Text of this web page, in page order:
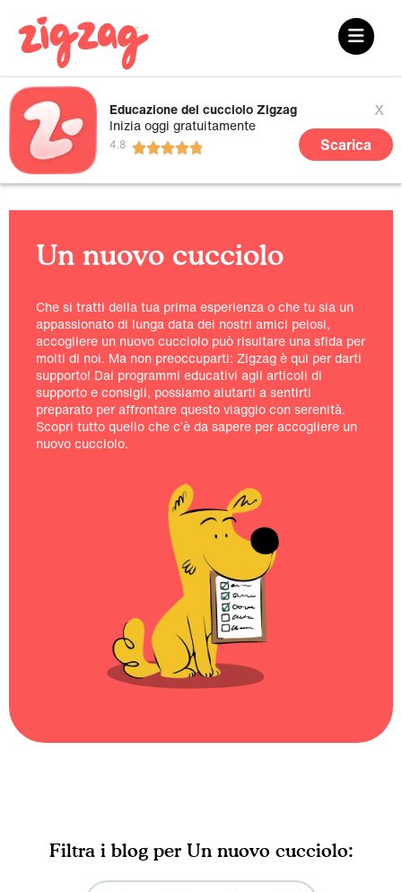
Educazione del cucciolo Zigzag
Inizia oggi gratuitamente
x
Scarica
Un nuovo cucciolo
Che si tratti della tua prima esperienza o che tu sia un
appassionato di lunga data dei nostri amici pelosi,
accogliere un nuovo cucciolo può risultare una sfida per
molti di noi. Ma non preoccuparti: Zigzag è qui per darti
supporto! Dai programmi educativi agli articoli di
supporto e consigli, possiamo aiutarti a sentirti
preparato per affrontare questo viaggio con serenità.
Scopri tutto quello che c’è da sapere per accogliere un
nuovo cucciolo.
Un nuovo cucciolo